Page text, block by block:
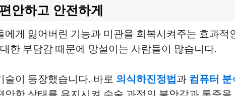
안하고 안전하게
게 잃어버린 기능과 미관을 회복시켜주는 효과
한 부담감 때문에 망설이는 사람들이 많습니다.
술이 등장했습니다. 바로 의식하진정법과 컴퓨터 분